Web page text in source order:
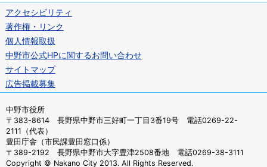
アクセシビリティ
著作権・リンク
個人情報取扱
中野市公式HPに関するお問い合わせ
サイトマップ
広告掲載募集
中野市役所
〒383-8614 長野県中野市三好町一丁目3番19号 電話0269-22-
2111（代表）
豊田庁舎（市民課豊田窓口係）
〒389-2192 長野県中野市大字豊津2508番地 電話0269-38-3111
Copyright © Nakano City 2013. All Rights Reserved.